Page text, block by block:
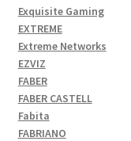
Exquisite Gaming
EXTREME
Extreme Networks
EZVIZ
FABER
FABER CASTELL
Fabita
FABRIANO